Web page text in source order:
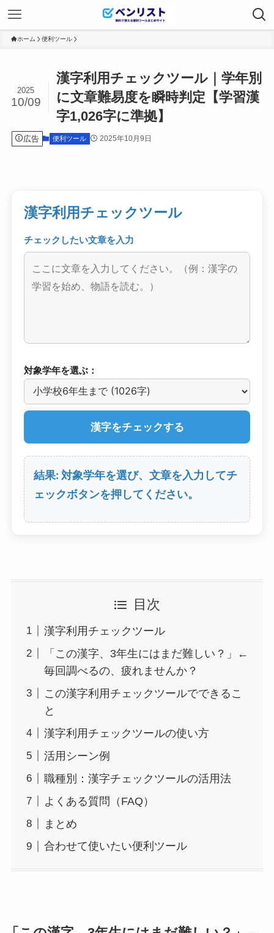
ホーム 便利ツール
漢字利用チェックツール｜学年別
に文章難易度を瞬時判定【学習漢
字1,026字に準拠】
2025
10/09
広告 便利ツール 2025年10月9日
漢字利用チェックツール
チェックしたい文章を入力
対象学年を選ぶ：
漢字をチェックする
結果: 対象学年を選び、文章を入力してチ
ェックボタンを押してください。
目次
漢字利用チェックツール
「この漢字、3年生にはまだ難しい？」←
毎回調べるの、疲れませんか？
この漢字利用チェックツールでできるこ
と
漢字利用チェックツールの使い方
活用シーン例
職種別：漢字チェックツールの活用法
よくある質問（FAQ）
まとめ
合わせて使いたい便利ツール